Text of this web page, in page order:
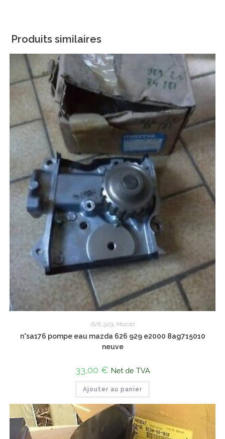
Produits similaires
626, 929, Mazda
n°sa176 pompe eau mazda 626 929 e2000 8ag715010
neuve
33,00 € Net de TVA
Ajouter au panier